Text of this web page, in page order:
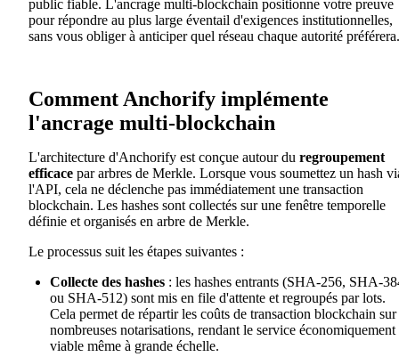
public fiable. L'ancrage multi-blockchain positionne votre preuve
pour répondre au plus large éventail d'exigences institutionnelles,
sans vous obliger à anticiper quel réseau chaque autorité préférera.
Comment Anchorify implémente
l'ancrage multi-blockchain
L'architecture d'Anchorify est conçue autour du regroupement
efficace par arbres de Merkle. Lorsque vous soumettez un hash
l'API, cela ne déclenche pas immédiatement une transaction
blockchain. Les hashes sont collectés sur une fenêtre temporelle
définie et organisés en arbre de Merkle.
Le processus suit les étapes suivantes :
Collecte des hashes : les hashes entrants (SHA-256, SHA-
ou SHA-512) sont mis en file d'attente et regroupés par lots.
Cela permet de répartir les coûts de transaction blockchain sur
nombreuses notarisations, rendant le service économiquement
viable même à grande échelle.